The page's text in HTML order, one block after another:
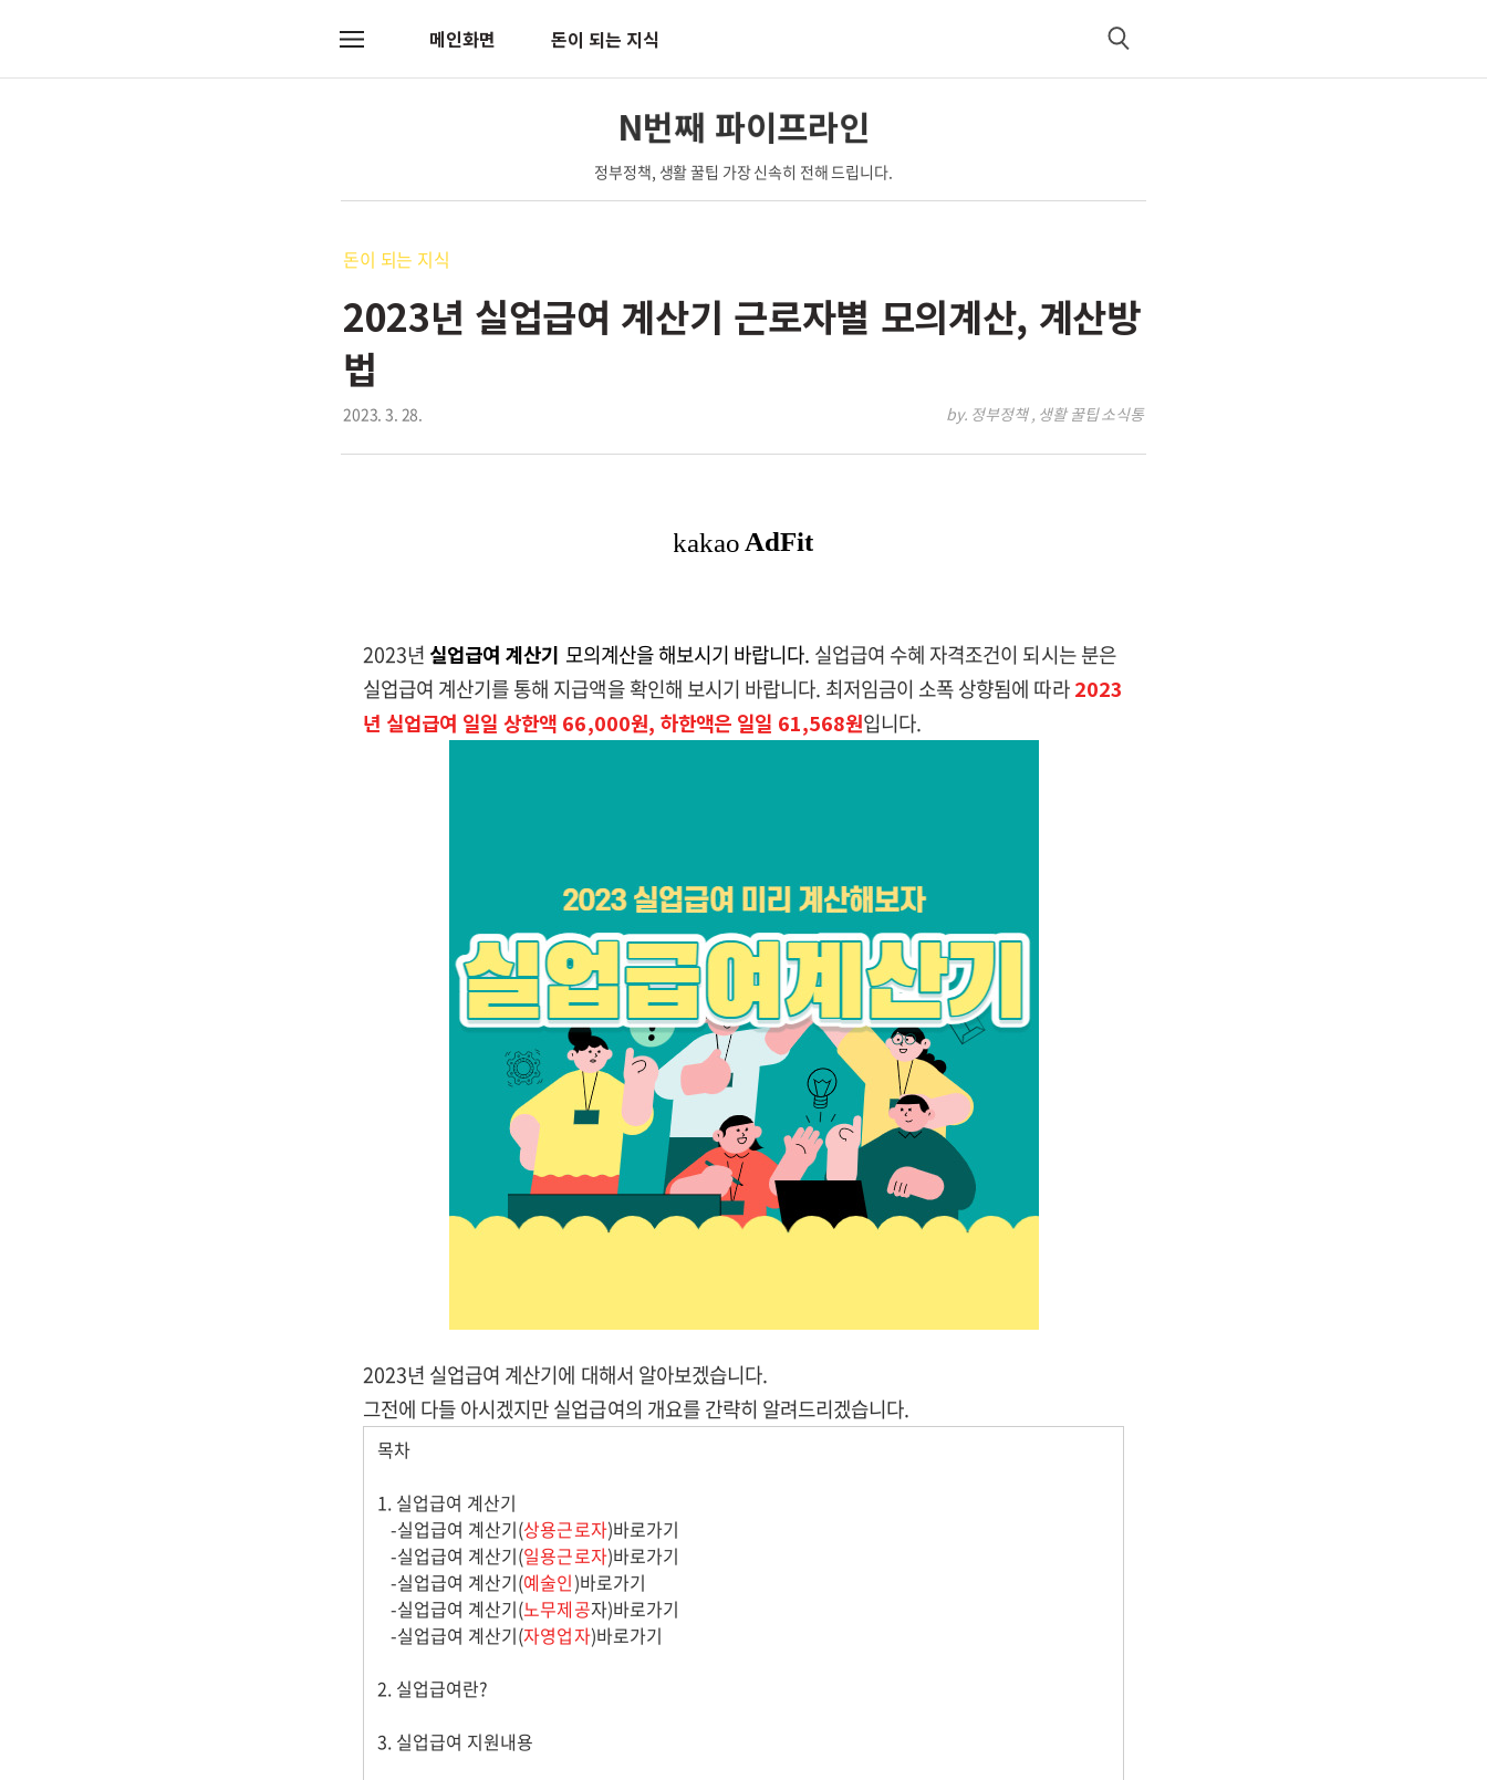
메인화면 돈이 되는 지식
메
검
N번째 파이프라인
정부정책, 생활 꿀팁 가장 신속히 전해 드립니다.
돈이 되는 지식
2023년 실업급여 계산기 근로자별 모의계산, 계산방
법
2023. 3. 28. by. 정부정책 , 생활 꿀팁 소식통
2023년 실업급여 계산기 모의계산을 해보시기 바랍니다. 실업급여 수혜 자격조건이 되시는 분은
실업급여 계산기를 통해 지급액을 확인해 보시기 바랍니다. 최저임금이 소폭 상향됨에 따라2023
년 실업급여 일일 상한액 66,000원, 하한액은 일일 61,568원입니다.
2023년 실업급여 계산기에 대해서 알아보겠습니다.
그전에 다들 아시겠지만 실업급여의 개요를 간략히 알려드리겠습니다.
목차
1. 실업급여 계산기
-실업급여 계산기(상용근로자)바로가기
-실업급여 계산기(일용근로자)바로가기
-실업급여 계산기(예술인)바로가기
-실업급여 계산기(노무제공자)바로가기
-실업급여 계산기(자영업자)바로가기
2. 실업급여란?
3. 실업급여 지원내용